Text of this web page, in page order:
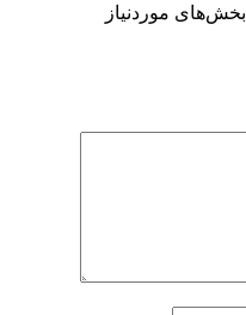
بخش‌های موردنیاز